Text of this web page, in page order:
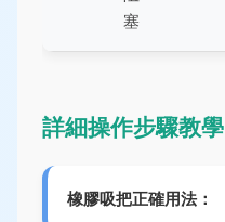
塞
詳細操作步驟教學
橡膠吸把正確用法：